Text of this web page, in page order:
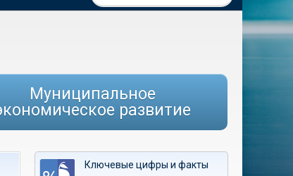
Муниципальное
развитие
Ключевые цифры и факты